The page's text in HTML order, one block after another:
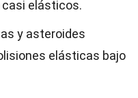
elásticos.
y asteroides
elásticas bajo